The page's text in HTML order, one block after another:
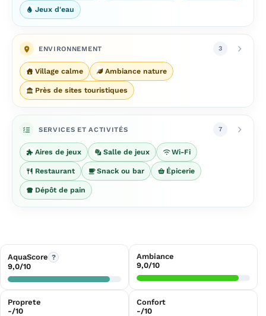
Jeux d'eau
ENVIRONNEMENT 3
Village calme Ambiance nature
Près de sites touristiques
SERVICES ET ACTIVITÉS 7
Aires de jeux Salle de jeux Wi-Fi
Restaurant Snack ou bar Épicerie
Dépôt de pain
AquaScore ?
9,0/10
Ambiance
9,0/10
Proprete
-/10
Confort
-/10